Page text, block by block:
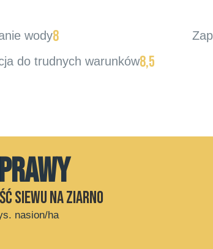
wody8
do trudnych warunków8,5
siewu na ziarno
nasion/ha